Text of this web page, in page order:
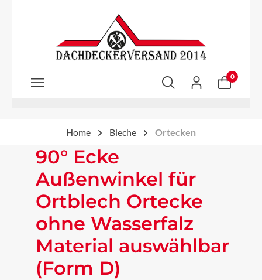
Zum Hauptinhalt springen
0
Home Bleche Ortecken
90° Ecke
Außenwinkel für
Ortblech Ortecke
ohne Wasserfalz
Material auswählbar
(Form D)